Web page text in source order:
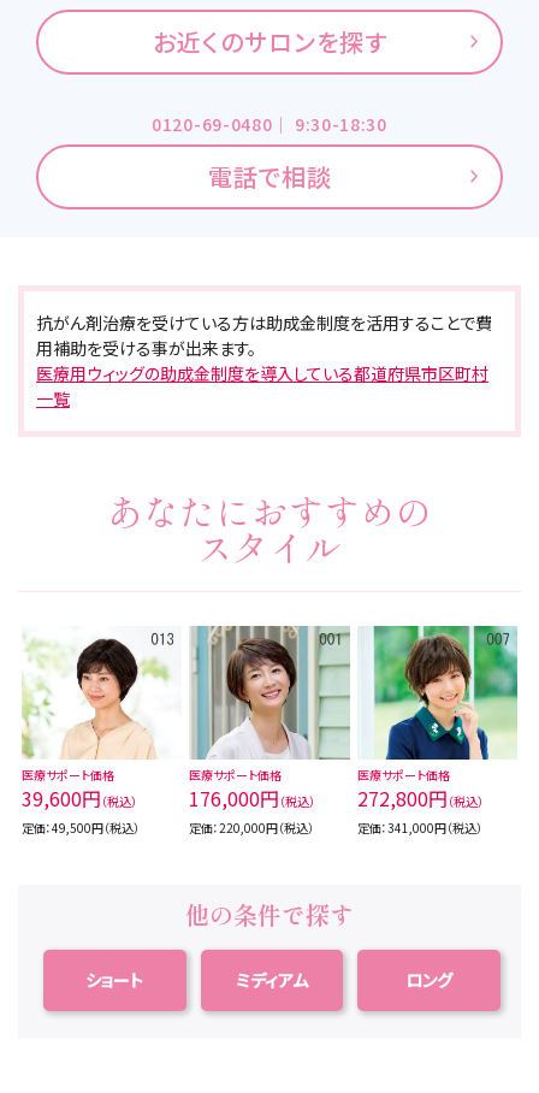
お近くのサロンを探す
0120-69-0480｜ 9:30-18:30
電話で相談
抗がん剤治療を受けている方は助成金制度を活用することで費
用補助を受ける事が出来ます。
医療用ウィッグの助成金制度を導入している都道府県市区町村
一覧
あなたにおすすめの
スタイル
医療サポート価格
39,600円 （税込）
定価：49,500円（税込）
医療サポート価格
176,000円 （税込）
定価：220,000円（税込）
医療サポート価格
272,800円 （税込）
定価：341,000円（税込）
他の条件で探す
ショート ミディアム ロング